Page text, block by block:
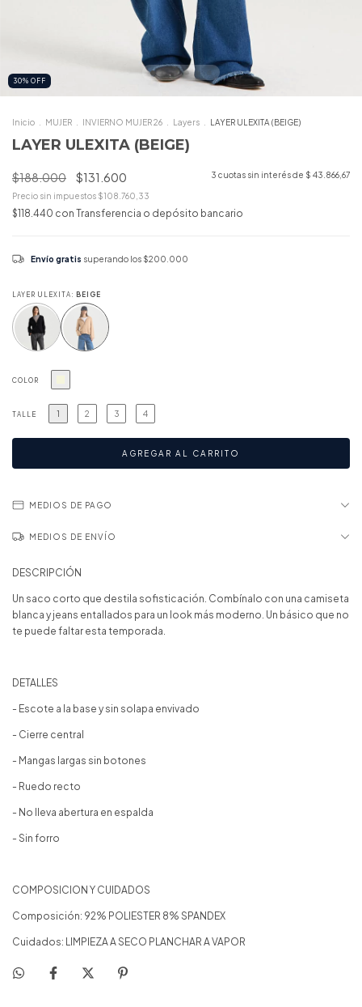
30% OFF
Inicio MUJER INVIERNO MUJER 26 Layers LAYER ULEXITA (BEIGE)
LAYER ULEXITA (BEIGE)
$188.000 $131.600 3 cuotas sin interés de $ 43.866,67
Precio sin impuestos $108.760,33
$118.440 con Transferencia o depósito bancario
Envío gratis superando los $200.000
LAYER ULEXITA: BEIGE
COLOR
TALLE 1 2 3 4
MEDIOS DE PAGO
MEDIOS DE ENVÍO
DESCRIPCIÓN
Un saco corto que destila sofisticación. Combínalo con una camiseta
blanca y jeans entallados para un look más moderno. Un básico que no
te puede faltar esta temporada.
DETALLES
- Escote a la base y sin solapa envivado
- Cierre central
- Mangas largas sin botones
- Ruedo recto
- No lleva abertura en espalda
- Sin forro
COMPOSICION Y CUIDADOS
Composición: 92% POLIESTER 8% SPANDEX
Cuidados: LIMPIEZA A SECO PLANCHAR A VAPOR